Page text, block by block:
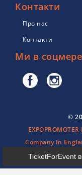
TicketForEvent
Контакти
Про нас
Контакти
Ми в
©
Company in